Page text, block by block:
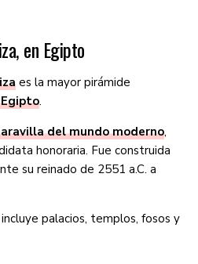
en Egipto
es la mayor pirámide
.
del mundo moderno,
honoraria. Fue construida
su reinado de 2551 a.C. a
palacios, templos, fosos y